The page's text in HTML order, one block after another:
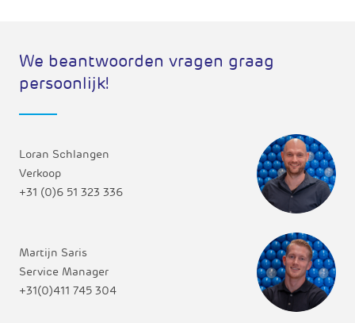
We beantwoorden vragen graag
persoonlijk!
Loran Schlangen
Verkoop
+31 (0)6 51 323 336
Martijn Saris
Service Manager
+31(0)411 745 304